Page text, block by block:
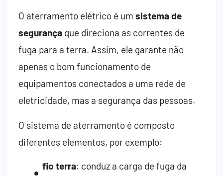
O aterramento elétrico é um sistema de
segurança que direciona as correntes de
fuga para a terra. Assim, ele garante não
apenas o bom funcionamento de
equipamentos conectados a uma rede de
eletricidade, mas a segurança das pessoas.
O sistema de aterramento é composto
diferentes elementos, por exemplo:
fio terra: conduz a carga de fuga da